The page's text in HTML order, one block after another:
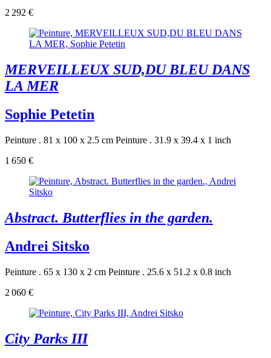
2 292 €
MERVEILLEUX SUD,DU BLEU DANS
LA MER
Sophie Petetin
Peinture . 81 x 100 x 2.5 cm Peinture . 31.9 x 39.4 x 1 inch
1 650 €
Abstract. Butterflies in the garden.
Andrei Sitsko
Peinture . 65 x 130 x 2 cm Peinture . 25.6 x 51.2 x 0.8 inch
2 060 €
City Parks III